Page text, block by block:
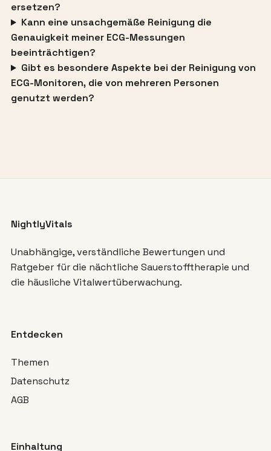
ersetzen?
Kann eine unsachgemäße Reinigung die
Genauigkeit meiner ECG-Messungen
beeinträchtigen?
Gibt es besondere Aspekte bei der Reinigung von
ECG-Monitoren, die von mehreren Personen
genutzt werden?
NightlyVitals
Unabhängige, verständliche Bewertungen und
Ratgeber für die nächtliche Sauerstofftherapie und
die häusliche Vitalwertüberwachung.
Entdecken
Themen
Datenschutz
AGB
Einhaltung